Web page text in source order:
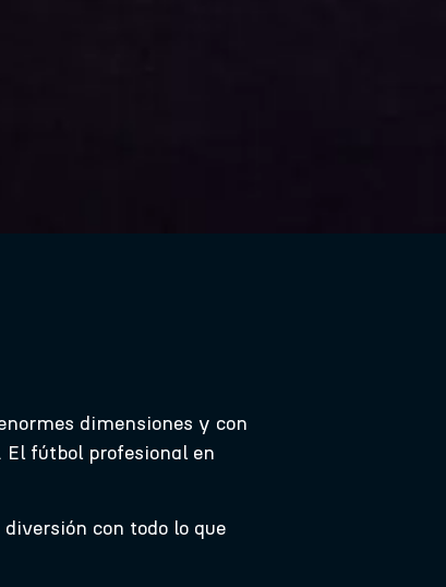
dimensiones y con
El fútbol profesional en
con todo lo que